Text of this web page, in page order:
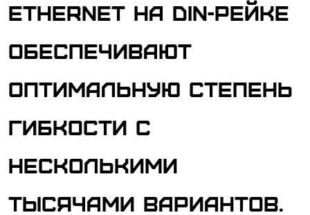
Ethernet на DIN-рейке
обеспечивают
оптимальную степень
гибкости с
несколькими
тысячами вариантов.